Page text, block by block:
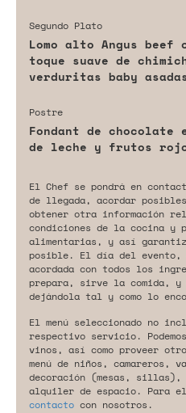
Segundo Plato
Lomo alto Angus beef
toque suave de
verduritas baby
Postre
Fondant de
de leche y frutos
El Chef se pondrá en
de llegada, acordar
obtener otra información
condiciones de la cocina y
alimentarias, y así
posible. El día del
acordada con todos los
prepara, sirve la comida,
dejándola tal y como lo
El menú seleccionado no
respectivo servicio.
vinos, así como proveer
menú de niños, camareros,
decoración (mesas,
alquiler de espacio. Para
contacto con nosotros.